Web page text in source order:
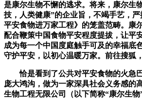
是康尔生物不懈的逃求。将来，康尔生
技，人类健康”的企业旨，不竭手艺，
平安食物进万家工程》的笼盖范畴。康
配合鞭策中国食物平安程度提拔，让平
成为每一个中国度庭触手可及的幸福底
守护平安，以初心温暖万家。前往搜狐
恰是看到了公共对平安食物的火急
庞大鸿沟，做为一家深具社会义务感的
生物工程无限公司（以下简称“康尔生